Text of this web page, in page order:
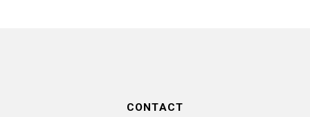
CONTACT